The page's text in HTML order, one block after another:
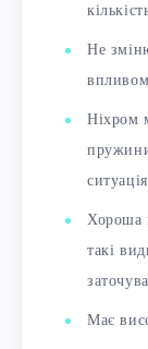
Не
Ніхром
Хороша
такі
Має